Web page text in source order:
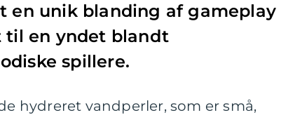
unik blanding af gameplay
til en yndet blandt
spillere.
hydreret vandperler, som er små,